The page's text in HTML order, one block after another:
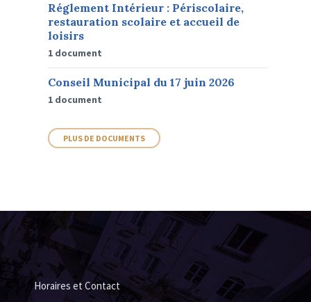
Réglement Intérieur : Périscolaire,
restauration scolaire et accueil de
loisirs
1 document
Conseil Municipal du 17 juin 2026
1 document
PLUS DE DOCUMENTS
Horaires et Contact